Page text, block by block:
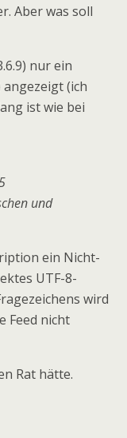
Aber was soll
nur ein
(ich
ist wie bei
und
ein Nicht-
UTF-8-
wird
Feed nicht
Rat hätte.